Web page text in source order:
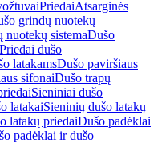
PriedaiAtsarginės
grindų nuotekų
nuotekų sistemaDušo
Priedai dušo
latakamsDušo paviršiaus
sifonaiDušo trapų
Sieniniai dušo
latakaiSieninių dušo latakų
latakų priedaiDušo padėklai
padėklai ir dušo